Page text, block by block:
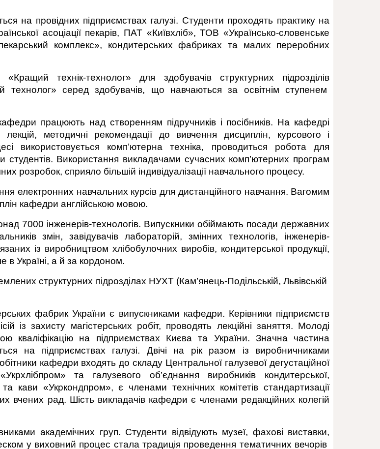
на провідних підприємствах галузі. Студенти проходять практику на
асоціації пекарів, ПАТ «Київхліб», ТОВ «Українсько-словенське
комплекс», кондитерських фабриках та малих переробних
технік-технолог» для здобувачів структурних підрозділів
технолог» серед здобувачів, що навчаються за освітнім ступенем
працюють над створенням підручників і посібників. На кафедрі
методичні рекомендації до вивчення дисциплін, курсового і
використовується комп’ютерна техніка, проводиться робота для
студентів. Використання викладачами сучасних комп’ютерних програм
розробок, сприяло більшій індивідуалізації навчального процесу.
електронних навчальних курсів для дистанційного навчання. Вагомим
кафедри англійською мовою.
7000 інженерів-технологів. Випускники обіймають посади державних
змін, завідувачів лабораторій, змінних технологів, інженерів-
із виробництвом хлібобулочних виробів, кондитерської продукції,
в Україні, а й за кордоном.
структурних підрозділах НУХТ (Кам’янець-Подільській, Львівській
фабрик України є випускниками кафедри. Керівники підприємств
із захисту магістерських робіт, проводять лекційні заняття. Молоді
кваліфікацію на підприємствах Києва та України. Значна частина
на підприємствах галузі. Двічі на рік разом із виробничниками
кафедри входять до складу Центральної галузевої дегустаційної
та галузевого об’єднання виробників кондитерської,
кави «Укркондпром», є членами технічних комітетів стандартизації
вчених рад. Шість викладачів кафедри є членами редакційних колегій
академічних груп. Студенти відвідують музеї, фахові виcтавки,
у виховний процес стала традиція проведення тематичних вечорів